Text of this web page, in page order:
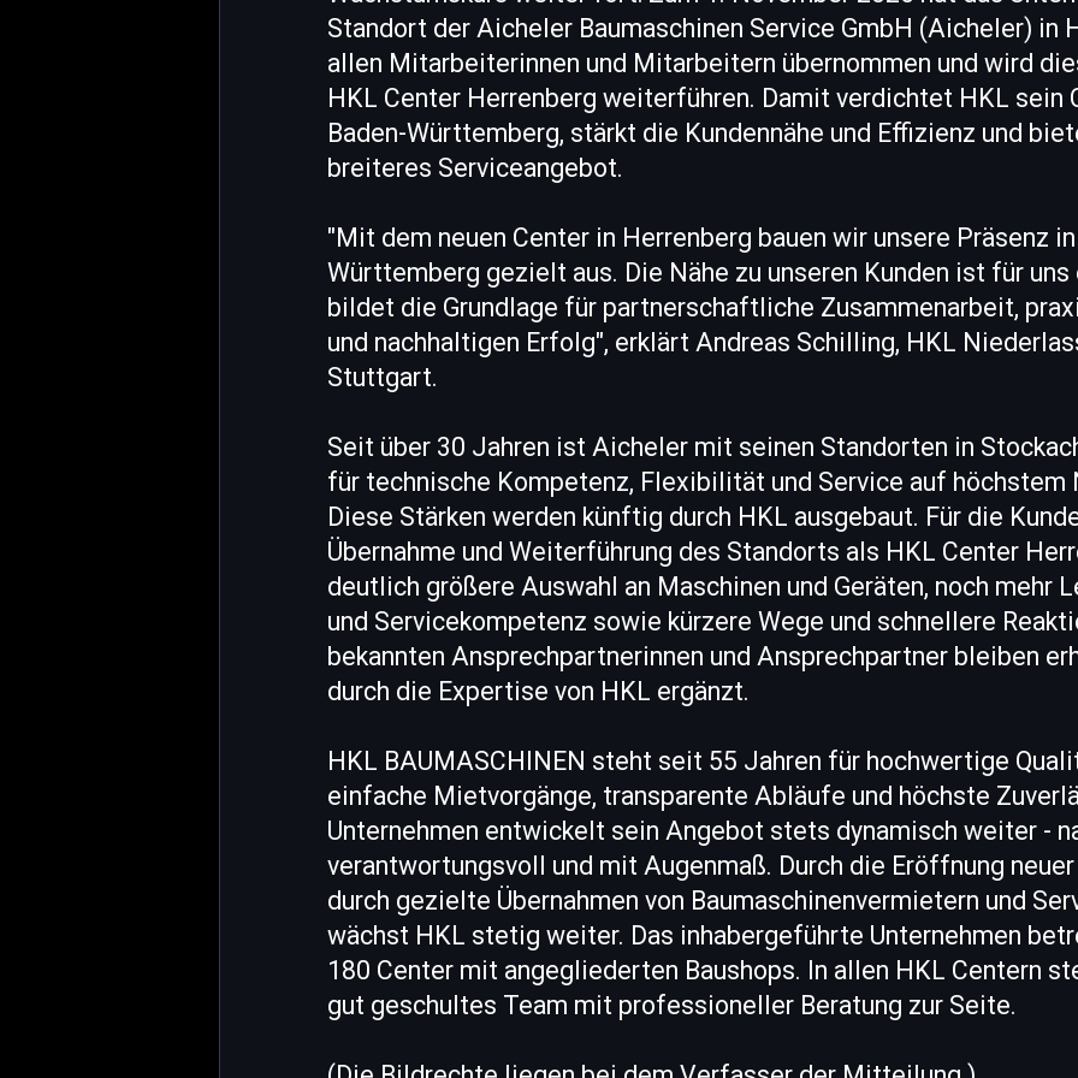
Standort der Aicheler Baumaschinen Service GmbH (Aicheler) in
allen Mitarbeiterinnen und Mitarbeitern übernommen und wird
HKL Center Herrenberg weiterführen. Damit verdichtet HKL sein
Baden-Württemberg, stärkt die Kundennähe und Effizienz und
breiteres Serviceangebot.
"Mit dem neuen Center in Herrenberg bauen wir unsere Präsenz
Württemberg gezielt aus. Die Nähe zu unseren Kunden ist für
bildet die Grundlage für partnerschaftliche Zusammenarbeit,
und nachhaltigen Erfolg", erklärt Andreas Schilling, HKL
Stuttgart.
Seit über 30 Jahren ist Aicheler mit seinen Standorten in
für technische Kompetenz, Flexibilität und Service auf höchstem
Diese Stärken werden künftig durch HKL ausgebaut. Für die
Übernahme und Weiterführung des Standorts als HKL Center
deutlich größere Auswahl an Maschinen und Geräten, noch mehr
und Servicekompetenz sowie kürzere Wege und schnellere
bekannten Ansprechpartnerinnen und Ansprechpartner bleiben
durch die Expertise von HKL ergänzt.
HKL BAUMASCHINEN steht seit 55 Jahren für hochwertige
einfache Mietvorgänge, transparente Abläufe und höchste
Unternehmen entwickelt sein Angebot stets dynamisch weiter -
verantwortungsvoll und mit Augenmaß. Durch die Eröffnung
durch gezielte Übernahmen von Baumaschinenvermietern und
wächst HKL stetig weiter. Das inhabergeführte Unternehmen
180 Center mit angegliederten Baushops. In allen HKL Centern
gut geschultes Team mit professioneller Beratung zur Seite.